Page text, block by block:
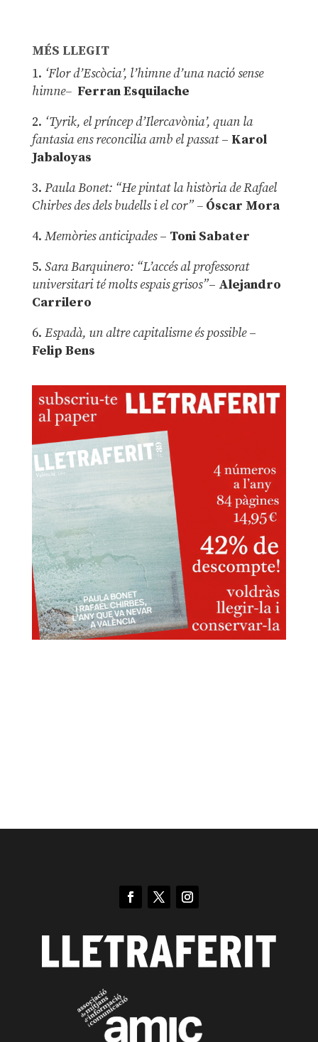
MÉS LLEGIT
1. ‘Flor d’Escòcia’, l’himne d’una nació sense
himne– Ferran Esquilache
2. ‘Tyrik, el príncep d’Ilercavònia’, quan la
fantasia ens reconcilia amb el passat– Karol
Jabaloyas
3. Paula Bonet: “He pintat la història de Rafael
Chirbes des dels budells i el cor” –Óscar Mora
4. Memòries anticipades– Toni Sabater
5. Sara Barquinero: “L’accés al professorat
universitari té molts espais grisos”– Alejandro
Carrilero
6. Espadà, un altre capitalisme és possible –
Felip Bens